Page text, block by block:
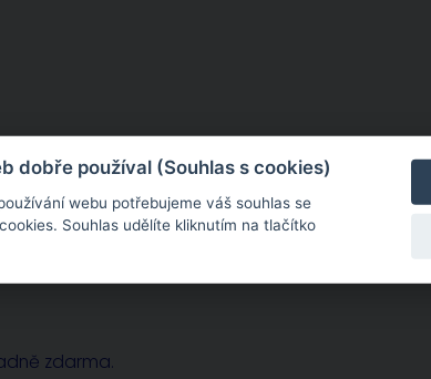
zcela konkrétní. Potřebujete-li dohovořit osobní
zdarma.
dobře používal (Souhlas s cookies)
webu potřebujeme váš souhlas se
Souhlas udělíte kliknutím na tlačítko